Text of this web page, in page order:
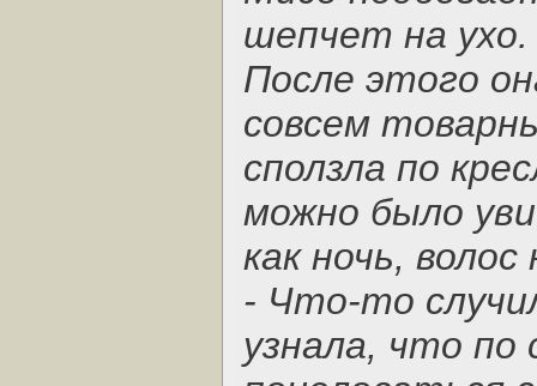
шепчет на ухо.
После этого
совсем
сползла по
можно было
как ночь,
- Что-то
узнала, что по